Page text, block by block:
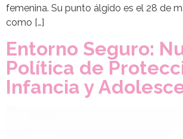
femenina. Su punto álgido es el 28 de
como […]
Entorno Seguro:
Política de
Infancia y